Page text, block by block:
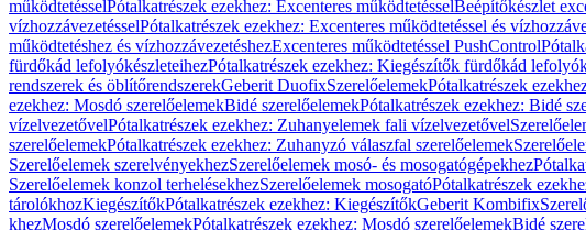
működtetésselPótalkatrészek ezekhez: Excenteres működtetésselBeépítőkészlet
vízhozzávezetésselPótalkatrészek ezekhez: Excenteres működtetéssel és
működtetéshez és vízhozzávezetéshezExcenteres működtetéssel PushControl
fürdőkád lefolyókészleteihezPótalkatrészek ezekhez: Kiegészítők fürdőkád
rendszerek és öblítőrendszerekGeberit DuofixSzerelőelemekPótalkatrészek
ezekhez: Mosdó szerelőelemekBidé szerelőelemekPótalkatrészek ezekhez: Bidé
vízelvezetővelPótalkatrészek ezekhez: Zuhanyelemek fali vízelvezetővel
szerelőelemekPótalkatrészek ezekhez: Zuhanyzó válaszfal szerelőelemek
Szerelőelemek szerelvényekhezSzerelőelemek mosó- és mosogatógépekhez
Szerelőelemek konzol terhelésekhezSzerelőelemek mosogatóPótalkatrészek
tárolókhozKiegészítőkPótalkatrészek ezekhez: KiegészítőkGeberit Kombifix
khezMosdó szerelőelemekPótalkatrészek ezekhez: Mosdó szerelőelemekBidé